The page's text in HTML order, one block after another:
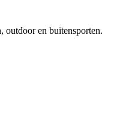
outdoor en buitensporten.